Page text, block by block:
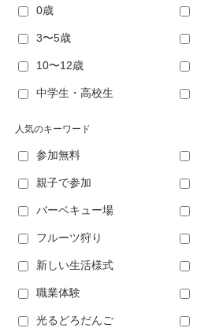
0歳
3〜5歳
10〜12歳
中学生・高校生
人気のキーワード
参加無料
親子で参加
バーベキュー場
フルーツ狩り
新しい生活様式
職業体験
光るどろだんご